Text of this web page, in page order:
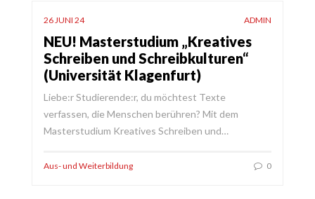
26 JUNI 24 ADMIN
NEU! Masterstudium „Kreatives
Schreiben und Schreibkulturen“
(Universität Klagenfurt)
Liebe:r Studierende:r, du möchtest Texte
verfassen, die Menschen berühren? Mit dem
Masterstudium Kreatives Schreiben und…
Aus- und Weiterbildung 0